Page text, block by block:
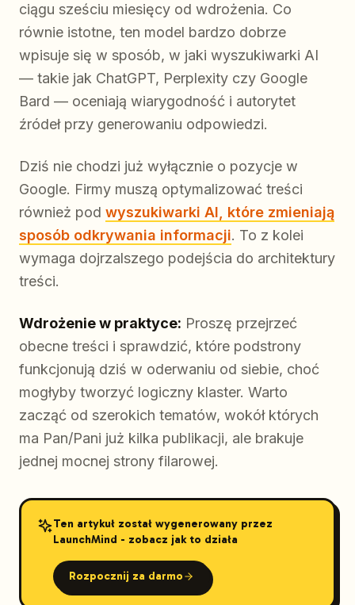
ciągu sześciu miesięcy od wdrożenia. Co
równie istotne, ten model bardzo dobrze
wpisuje się w sposób, w jaki wyszukiwarki AI
— takie jak ChatGPT, Perplexity czy Google
Bard — oceniają wiarygodność i autorytet
źródeł przy generowaniu odpowiedzi.
Dziś nie chodzi już wyłącznie o pozycje w
Google. Firmy muszą optymalizować treści
również pod wyszukiwarki AI, które zmieniają
sposób odkrywania informacji. To z kolei
wymaga dojrzalszego podejścia do architektury
treści.
Wdrożenie w praktyce: Proszę przejrzeć
obecne treści i sprawdzić, które podstrony
funkcjonują dziś w oderwaniu od siebie, choć
mogłyby tworzyć logiczny klaster. Warto
zacząć od szerokich tematów, wokół których
ma Pan/Pani już kilka publikacji, ale brakuje
jednej mocnej strony filarowej.
Ten artykuł został wygenerowany przez
LaunchMind - zobacz jak to działa
Rozpocznij za darmo